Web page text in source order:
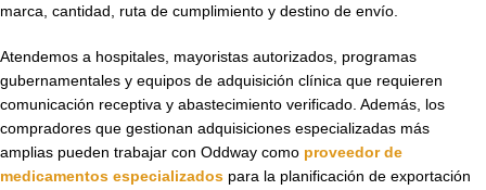
marca, cantidad, ruta de cumplimiento y destino de envío.
Atendemos a hospitales, mayoristas autorizados, programas
gubernamentales y equipos de adquisición clínica que requieren
comunicación receptiva y abastecimiento verificado. Además, los
compradores que gestionan adquisiciones especializadas más
amplias pueden trabajar con Oddway como proveedor de
medicamentos especializados para la planificación de exportación